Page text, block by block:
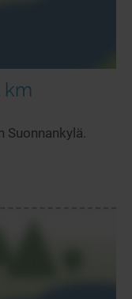
km
Suonnankylä.